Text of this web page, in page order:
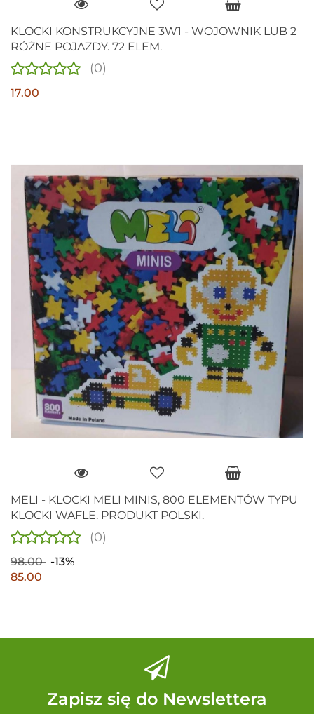
KLOCKI KONSTRUKCYJNE 3W1 - WOJOWNIK LUB 2
RÓŻNE POJAZDY. 72 ELEM.
(0)
17.00
MELI - KLOCKI MELI MINIS, 800 ELEMENTÓW TYPU
KLOCKI WAFLE. PRODUKT POLSKI.
(0)
98.00
-13%
85.00
Zapisz się do Newslettera